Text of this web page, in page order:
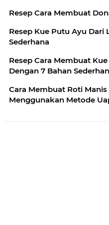
Resep Cara Membuat
Resep Kue Putu Ayu
Sederhana
Resep Cara Membuat
Dengan 7 Bahan
Cara Membuat Roti
Menggunakan Metode